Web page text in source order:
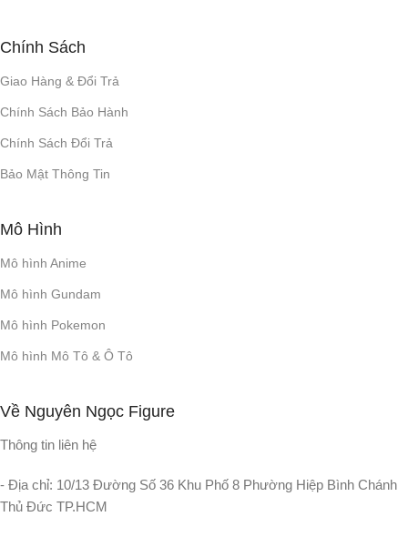
Chính Sách
Giao Hàng & Đổi Trả
Chính Sách Bảo Hành
Chính Sách Đổi Trả
Bảo Mật Thông Tin
Mô Hình
Mô hình Anime
Mô hình Gundam
Mô hình Pokemon
Mô hình Mô Tô & Ô Tô
Về Nguyên Ngọc Figure
Thông tin liên hệ
- Địa chỉ: 10/13 Đường Số 36 Khu Phố 8 Phường Hiệp Bình Chánh
Thủ Đức TP.HCM